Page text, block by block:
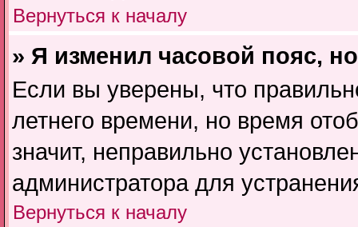
Вернуться к началу
» Я изменил часовой пояс,
Если вы уверены, что
летнего времени, но время
значит, неправильно
администратора для
Вернуться к началу